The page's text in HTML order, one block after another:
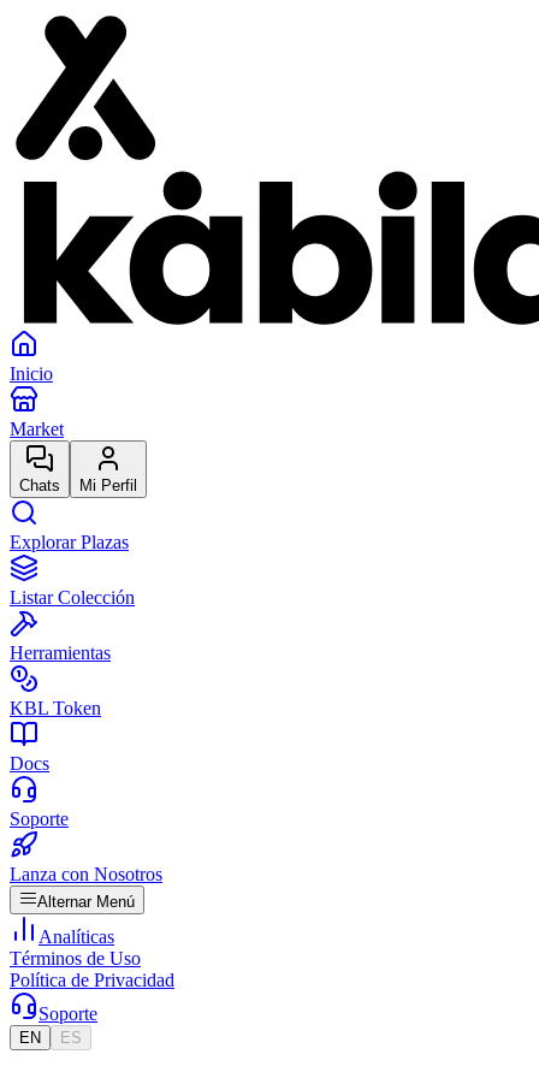
Inicio
Market
Chats Mi Perfil
Explorar Plazas
Listar Colección
Herramientas
KBL Token
Docs
Soporte
Lanza con Nosotros
Alternar Menú
Analíticas
Términos de Uso
Política de Privacidad
Soporte
EN ES